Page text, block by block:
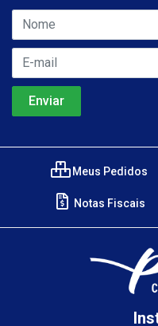
Meus Pedidos
Notas Fiscais